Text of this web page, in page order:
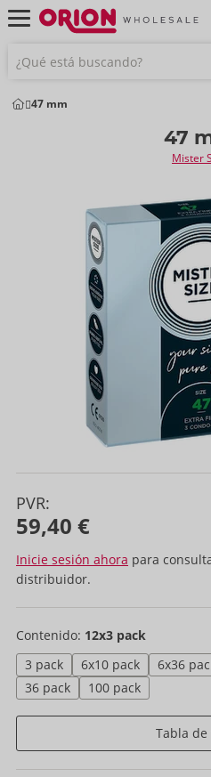
47 mm
47
Mister
PVR:
59,40 €
Inicie sesión ahora para
distribuidor.
Contenido: 12x3 pack
3 pack
6x10 pack 6x36
36 pack
100 pack
Tabla de